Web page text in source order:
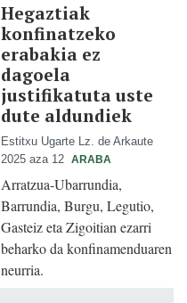
Hegaztiak
konfinatzeko
erabakia ez
dagoela
justifikatuta uste
dute aldundiek
Estitxu Ugarte Lz. de Arkaute
2025 aza 12 ARABA
Arratzua-Ubarrundia,
Barrundia, Burgu, Legutio,
Gasteiz eta Zigoitian ezarri
beharko da konfinamenduaren
neurria.